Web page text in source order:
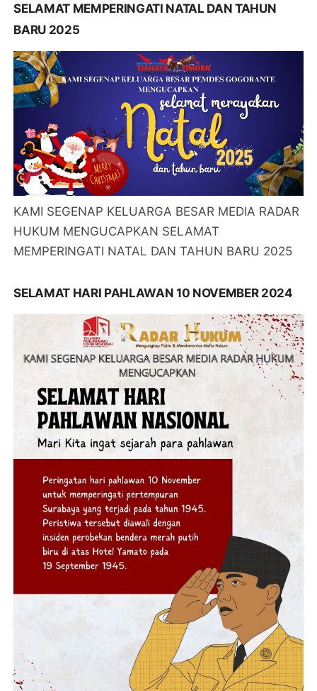
SELAMAT MEMPERINGATI NATAL DAN TAHUN
BARU 2025
KAMI SEGENAP KELUARGA BESAR MEDIA RADAR
HUKUM MENGUCAPKAN SELAMAT
MEMPERINGATI NATAL DAN TAHUN BARU 2025
SELAMAT HARI PAHLAWAN 10 NOVEMBER 2024